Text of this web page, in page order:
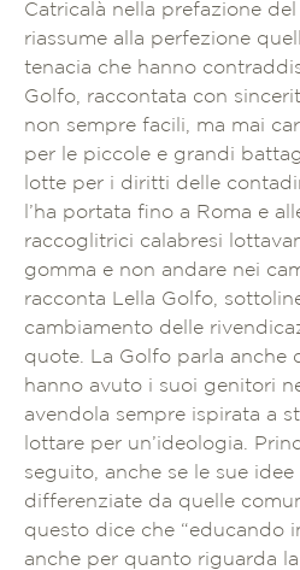
Catricalà nella prefazione
riassume alla perfezione
tenacia che hanno
Golfo, raccontata con
non sempre facili, ma mai
per le piccole e grandi
lotte per i diritti delle
l’ha portata fino a Roma e
raccoglitrici calabresi
gomma e non andare nei
racconta Lella Golfo,
cambiamento delle
quote. La Golfo parla anche
hanno avuto i suoi genitori
avendola sempre ispirata a
lottare per un’ideologia.
seguito, anche se le sue
differenziate da quelle
questo dice che “educando
anche per quanto riguarda